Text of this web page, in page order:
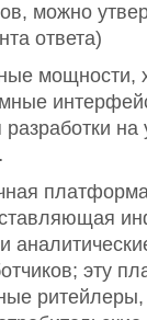
можно
ответа)
мощности,
эту